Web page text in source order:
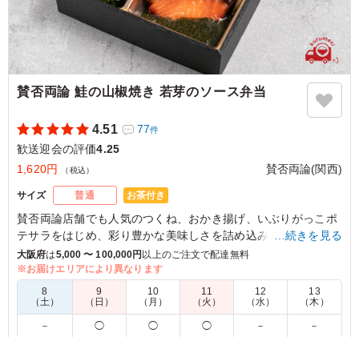
賛否両論 鮭の山椒焼き 若芽のソース弁当
4.51 77件
歓送迎会の評価4.25
1,620円
（税込） 賛否両論(関西)
サイズ 普通 お茶付き
賛否両論店舗でも人気のつくね、おかき揚げ、いぶりがっこポ
テサラをはじめ、彩り豊かな美味しさを詰め込みました。
爽やかな若芽の風味が鮭の美味しさを引き立てます。山椒香
る、ちょっとオトナの鮭弁です。
5.0
今回こちらのお弁当を初めて食べました。山椒の風味の中
…続きを見る
大阪府は5,000 〜 100,000円 以上のご注文で配達無料
※お届けエリアにより異なります
8
（土）
9
（日）
10
（月）
11
（火）
12
（水）
13
（木）
－ ◯ ◯ ◯ － －